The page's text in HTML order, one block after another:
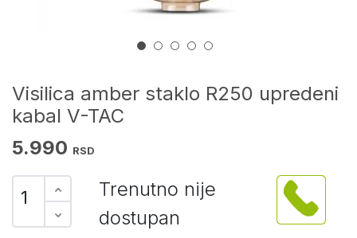
Visilica amber staklo R250 upredeni
kabal V-TAC
5.990 RSD
Trenutno nije
dostupan